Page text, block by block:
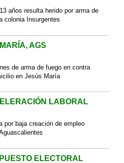
años resulta herido por arma de
colonia Insurgentes
AGS
de arma de fuego en contra
en Jesús María
LABORAL
por baja creación de empleo
ELECTORAL